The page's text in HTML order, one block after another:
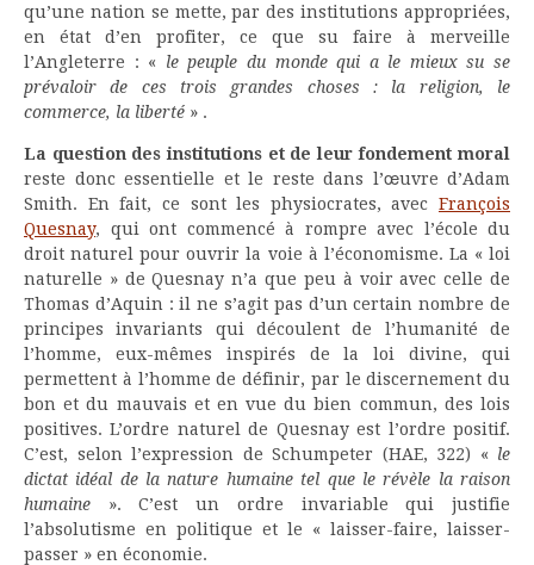
qu’une nation se mette, par des institutions appropriées,
en état d’en profiter, ce que su faire à merveille
l’Angleterre : « le peuple du monde qui a le mieux su se
prévaloir de ces trois grandes choses : la religion, le
commerce, la liberté » .
La question des institutions et de leur fondement moral
reste donc essentielle et le reste dans l’œuvre d’Adam
Smith. En fait, ce sont les physiocrates, avec François
Quesnay, qui ont commencé à rompre avec l’école du
droit naturel pour ouvrir la voie à l’économisme. La « loi
naturelle » de Quesnay n’a que peu à voir avec celle de
Thomas d’Aquin : il ne s’agit pas d’un certain nombre de
principes invariants qui découlent de l’humanité de
l’homme, eux-mêmes inspirés de la loi divine, qui
permettent à l’homme de définir, par le discernement du
bon et du mauvais et en vue du bien commun, des lois
positives. L’ordre naturel de Quesnay est l’ordre positif.
C’est, selon l’expression de Schumpeter (HAE, 322) « le
dictat idéal de la nature humaine tel que le révèle la raison
humaine ». C’est un ordre invariable qui justifie
l’absolutisme en politique et le « laisser-faire, laisser-
passer » en économie.